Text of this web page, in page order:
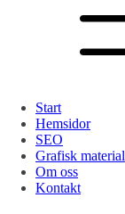
Start
Hemsidor
SEO
Grafisk material
Om oss
Kontakt